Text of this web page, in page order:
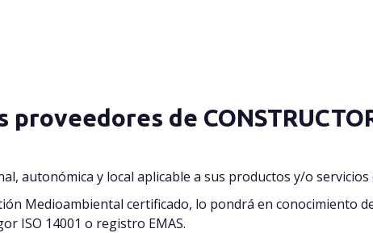
de
autonómica y local aplicable a sus productos y/o
Medioambiental certificado, lo pondrá en conocimiento de
ISO 14001 o registro EMAS.